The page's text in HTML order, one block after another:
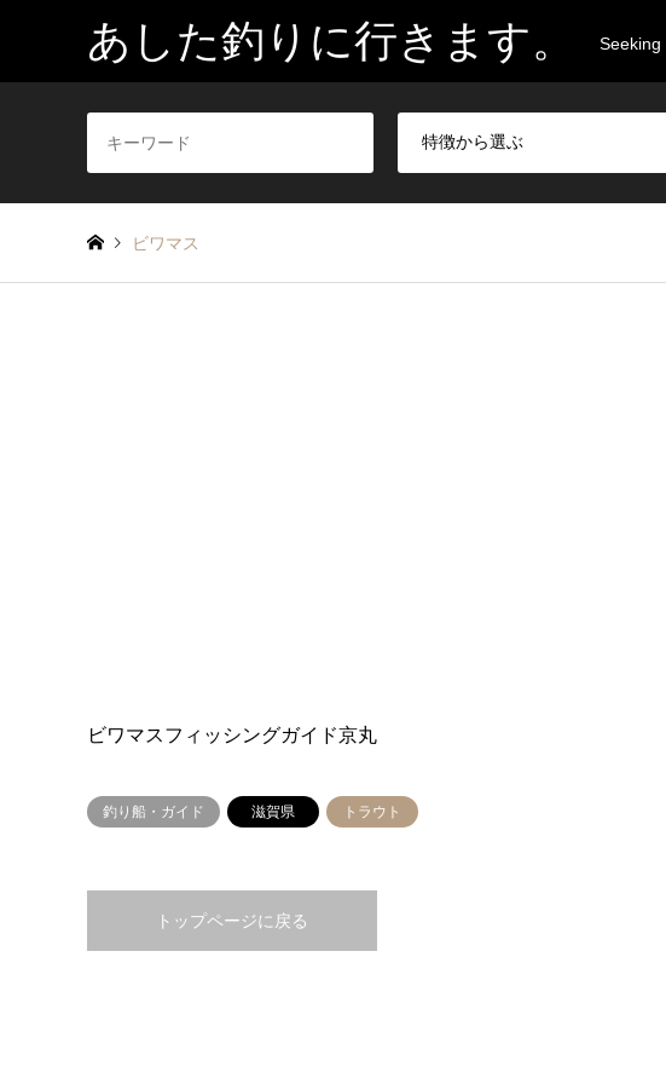
あした釣りに行きます。 Seeking
ビワマス
ビワマスフィッシングガイド京丸
釣り船・ガイド 滋賀県 トラウト
トップページに戻る